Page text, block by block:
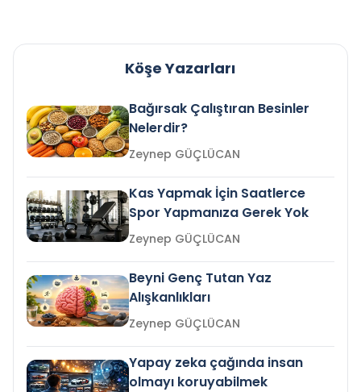
Köşe Yazarları
Bağırsak Çalıştıran Besinler
Nelerdir?
Zeynep GÜÇLÜCAN
Kas Yapmak İçin Saatlerce
Spor Yapmanıza Gerek Yok
Zeynep GÜÇLÜCAN
Beyni Genç Tutan Yaz
Alışkanlıkları
Zeynep GÜÇLÜCAN
Yapay zeka çağında insan
olmayı koruyabilmek